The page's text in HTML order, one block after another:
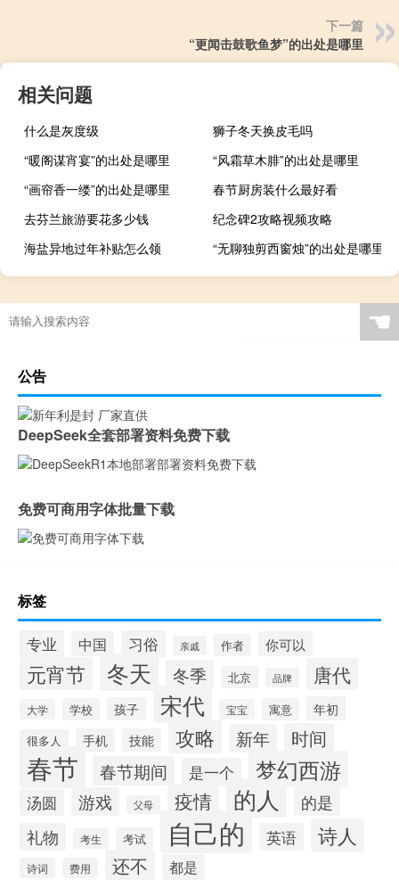
下一篇
“更闻击鼓歌鱼梦”的出处是哪里
相关问题
什么是灰度级
狮子冬天换皮毛吗
“暖阁谋宵宴”的出处是哪里
“风霜草木腓”的出处是哪里
“画帘香一缕”的出处是哪里
春节厨房装什么最好看
去芬兰旅游要花多少钱
纪念碑2攻略视频攻略
海盐异地过年补贴怎么领
“无聊独剪西窗烛”的出处是哪里
☚
公告
DeepSeek全套部署资料免费下载
免费可商用字体批量下载
标签
专业 中国 习俗 亲戚 作者 你可以
元宵节 冬天 冬季 北京 品牌 唐代
大学 学校 孩子 宋代 宝宝 寓意 年初
很多人 手机 技能 攻略 新年 时间
春节 春节期间 是一个 梦幻西游
汤圆 游戏 父母 疫情 的人 的是
礼物 考生 考试 自己的 英语 诗人
诗词 费用 还不 都是